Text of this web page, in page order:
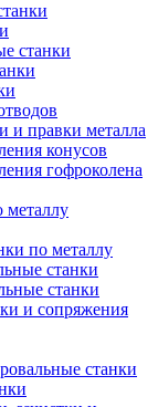
станки
и правки металла
конусов
гофроколена
по металлу
станки
станки
и сопряжения
станки